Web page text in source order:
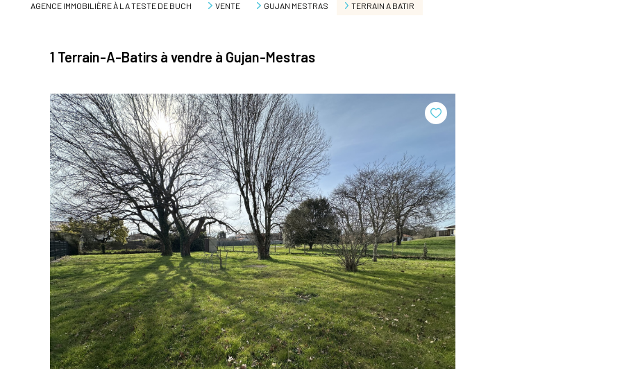
AGENCE IMMOBILIÈRE À LA TESTE DE BUCH VENTE GUJAN MESTRAS TERRAIN A BATIR
1 Terrain-A-Batirs à vendre à Gujan-Mestras